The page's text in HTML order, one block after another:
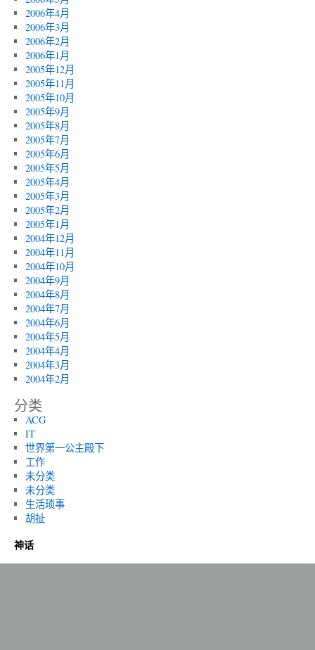
2006年4月
2006年3月
2006年2月
2006年1月
2005年12月
2005年11月
2005年10月
2005年9月
2005年8月
2005年7月
2005年6月
2005年5月
2005年4月
2005年3月
2005年2月
2005年1月
2004年12月
2004年11月
2004年10月
2004年9月
2004年8月
2004年7月
2004年6月
2004年5月
2004年4月
2004年3月
2004年2月
分类
ACG
IT
世界第一公主殿下
工作
未分类
未分类
生活琐事
胡扯
神话